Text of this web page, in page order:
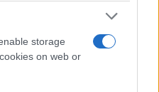
storage
on web or